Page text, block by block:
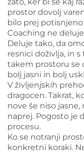
prostor dovolj
bilo prej potisnjeno
Coaching ne
Deluje tako, da
resnici doživlja, in
takem prostoru se
bolj jasni in bolj
V življenjskih
dragocen. Takrat,
nove še niso
naprej. Pogosto je
procesu.
Ko se notranji
konkretni koraki.